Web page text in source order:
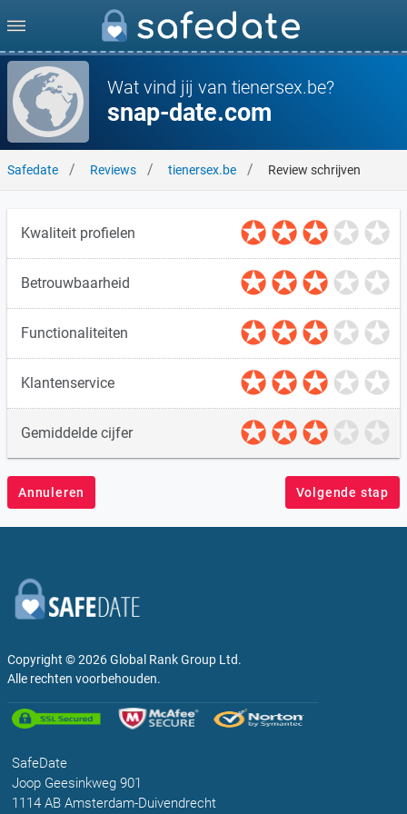
Wat vind jij van tienersex.be?
snap-date.com
Safedate Reviews tienersex.be Review schrijven
Kwaliteit profielen
Betrouwbaarheid
Functionaliteiten
Klantenservice
Gemiddelde cijfer
Annuleren Volgende stap
Copyright © 2026Global Rank Group Ltd.
Alle rechten voorbehouden.
SafeDate
Joop Geesinkweg 901
1114 AB Amsterdam-Duivendrecht